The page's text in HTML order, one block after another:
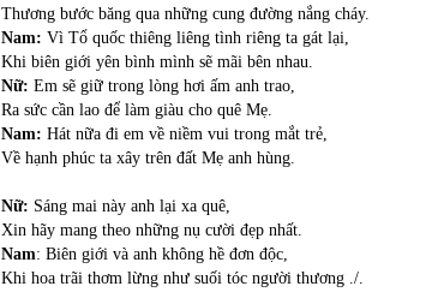
Thương bước băng qua những cung đường nắng cháy.
Nam: Vì Tổ quốc thiêng liêng tình riêng ta gát lại,
Khi biên giới yên bình mình sẽ mãi bên nhau.
Nữ: Em sẽ giữ trong lòng hơi ấm anh trao,
Ra sức cần lao để làm giàu cho quê Mẹ.
Nam: Hát nữa đi em về niềm vui trong mắt trẻ,
Về hạnh phúc ta xây trên đất Mẹ anh hùng.
Nữ: Sáng mai này anh lại xa quê,
Xin hãy mang theo những nụ cười đẹp nhất.
Nam: Biên giới và anh không hề đơn độc,
Khi hoa trãi thơm lừng như suối tóc người thương ./.